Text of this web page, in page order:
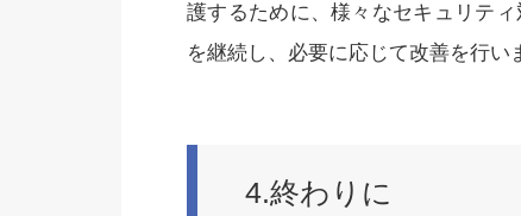
護するために、様々なセキュリテ
を継続し、必要に応じて改善を行い
4.終わりに